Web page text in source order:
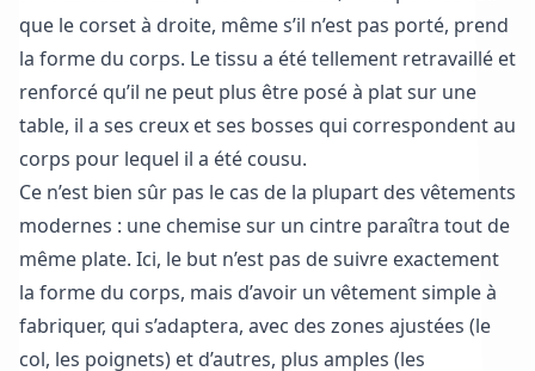
que le corset à droite, même s’il n’est pas porté, prend
la forme du corps. Le tissu a été tellement retravaillé et
renforcé qu’il ne peut plus être posé à plat sur une
table, il a ses creux et ses bosses qui correspondent au
corps pour lequel il a été cousu.
Ce n’est bien sûr pas le cas de la plupart des vêtements
modernes : une chemise sur un cintre paraîtra tout de
même plate. Ici, le but n’est pas de suivre exactement
la forme du corps, mais d’avoir un vêtement simple à
fabriquer, qui s’adaptera, avec des zones ajustées (le
col, les poignets) et d’autres, plus amples (les